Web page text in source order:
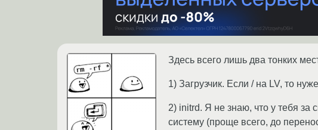
Здесь всего лишь два тонких
1) Загрузчик. Если / на LV, то
2) initrd. Я не знаю, что у тебя за
систему (проще всего, до